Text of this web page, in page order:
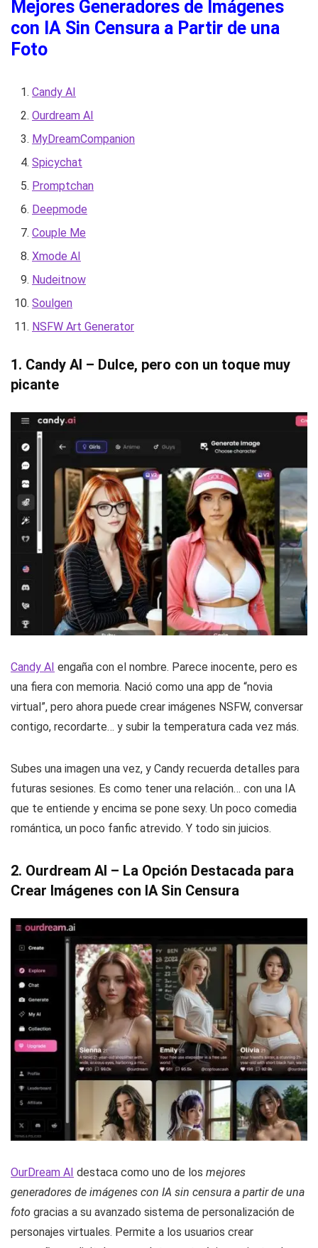
Mejores Generadores de Imágenes
con IA Sin Censura a Partir de una
Foto
Candy AI
Ourdream AI
MyDreamCompanion
Spicychat
Promptchan
Deepmode
Couple Me
Xmode AI
Nudeitnow
Soulgen
NSFW Art Generator
1. Candy AI – Dulce, pero con un toque muy
picante
Candy AI engaña con el nombre. Parece inocente, pero es
una fiera con memoria. Nació como una app de “novia
virtual”, pero ahora puede crear imágenes NSFW, conversar
contigo, recordarte… y subir la temperatura cada vez más.
Subes una imagen una vez, y Candy recuerda detalles para
futuras sesiones. Es como tener una relación… con una IA
que te entiende y encima se pone sexy. Un poco comedia
romántica, un poco fanfic atrevido. Y todo sin juicios.
2. Ourdream AI – La Opción Destacada para
Crear Imágenes con IA Sin Censura
OurDream AI destaca como uno de los mejores
generadores de imágenes con IA sin censura a partir de una
foto gracias a su avanzado sistema de personalización de
personajes virtuales. Permite a los usuarios crear